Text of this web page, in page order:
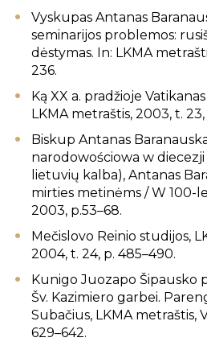
Vyskupas Antanas
seminarijos problemos:
dėstymas. In: LKMA
236.
Ką XX a. pradžioje
LKMA metraštis, 2003, t. 23,
Biskup Antanas
narodowościowa w diecezji
lietuvių kalba), Antanas
mirties metinėms / W 100-
2003, p.53–68.
Mečislovo Reinio studijos,
2004, t. 24, p. 485–490.
Kunigo Juozapo Šipausko
Šv. Kazimiero garbei.
Subačius, LKMA metraštis,
629–642.